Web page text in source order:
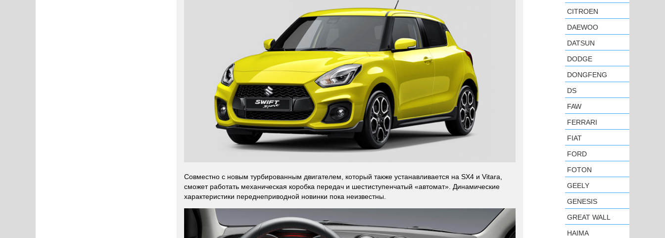
Совместно с новым турбированным двигателем, который также устанавливается на SX4 и Vitara,
сможет работать механическая коробка передач и шестиступенчатый «автомат». Динамические
характеристики переднеприводной новинки пока неизвестны.
CITROEN
DAEWOO
DATSUN
DODGE
DONGFENG
DS
FAW
FERRARI
FIAT
FORD
FOTON
GEELY
GENESIS
GREAT WALL
HAIMA